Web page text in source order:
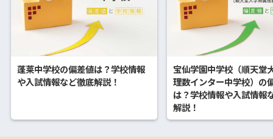
蓬莱中学校の偏差値は？学校情報
や入試情報など徹底解説！
宝仙学園中学校（順天堂
理数インター中学校）の
は？学校情報や入試情報
解説！